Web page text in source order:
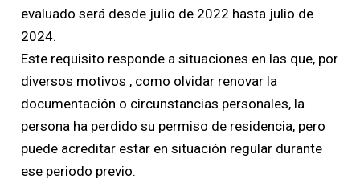
evaluado será desde julio de 2022 hasta julio de
2024.
Este requisito responde a situaciones en las que, por
diversos motivos , como olvidar renovar la
documentación o circunstancias personales, la
persona ha perdido su permiso de residencia, pero
puede acreditar estar en situación regular durante
ese periodo previo.